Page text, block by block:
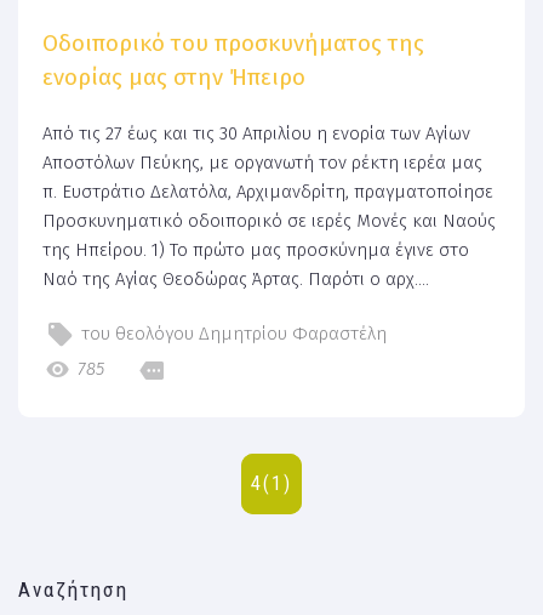
Οδοιπορικό του προσκυνήματος της
ενορίας μας στην Ήπειρο
Από τις 27 έως και τις 30 Απριλίου η ενορία των Αγίων
Αποστόλων Πεύκης, με οργανωτή τον ρέκτη ιερέα μας
π. Ευστράτιο Δελατόλα, Αρχιμανδρίτη, πραγματοποίησε
Προσκυνηματικό οδοιπορικό σε ιερές Μονές και Ναούς
της Ηπείρου. 1) Το πρώτο μας προσκύνημα έγινε στο
Ναό της Αγίας Θεοδώρας Άρτας. Παρότι ο αρχ....
του θεολόγου Δημητρίου Φαραστέλη
785
4(1)
Αναζήτηση